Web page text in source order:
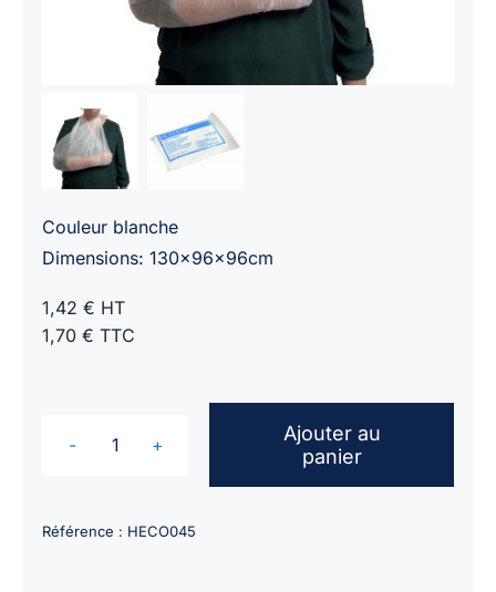
Couleur blanche
Dimensions: 130x96x96cm
1,42 € HT
1,70 € TTC
quantité
Echarpe
Ajouter au
panier
Référence : HECO045